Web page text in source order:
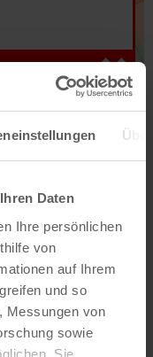
Daten
Ihre persönlichen
von
auf Ihrem
und so
Messungen von
sowie
Sie
Problem melden
Stadtplanwerk
mit vielen
des